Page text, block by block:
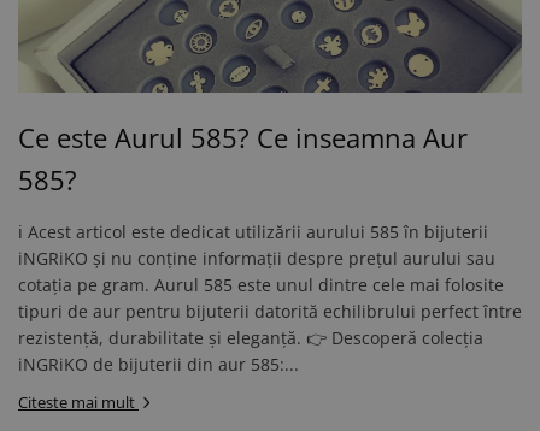
Ce este Aurul 585? Ce inseamna Aur
585?
ℹ️ Acest articol este dedicat utilizării aurului 585 în bijuterii
iNGRiKO și nu conține informații despre prețul aurului sau
cotația pe gram. Aurul 585 este unul dintre cele mai folosite
tipuri de aur pentru bijuterii datorită echilibrului perfect între
rezistență, durabilitate și eleganță. 👉 Descoperă colecția
iNGRiKO de bijuterii din aur 585:...
Citeste mai mult